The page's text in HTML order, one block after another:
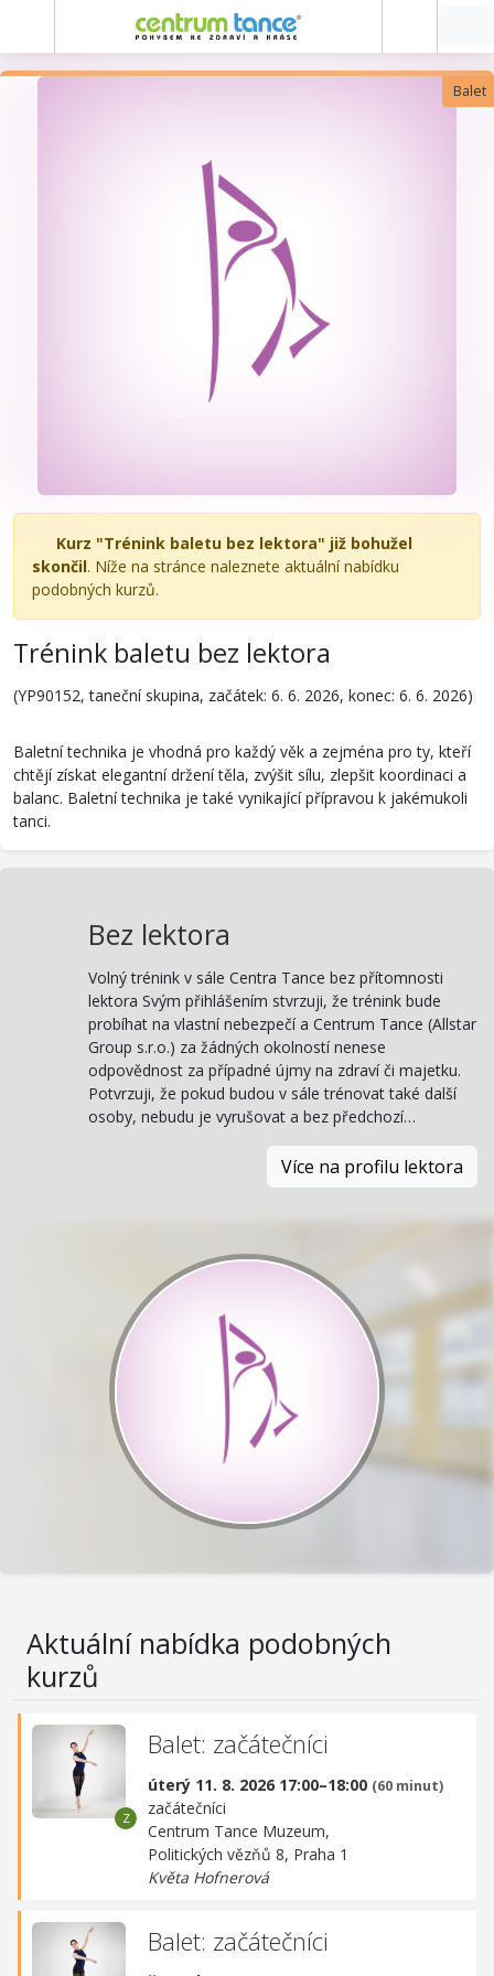
Balet
Kurz "Trénink baletu bez lektora" již bohužel
skončil. Níže na stránce naleznete aktuální nabídku
podobných kurzů.
Trénink baletu bez lektora
(YP90152, taneční skupina, začátek: 6. 6. 2026, konec: 6. 6. 2026)
Baletní technika je vhodná pro každý věk a zejména pro ty, kteří
chtějí získat elegantní držení těla, zvýšit sílu, zlepšit koordinaci a
balanc. Baletní technika je také vynikající přípravou k jakémukoli
tanci.
Bez lektora
Volný trénink v sále Centra Tance bez přítomnosti
lektora Svým přihlášením stvrzuji, že trénink bude
probíhat na vlastní nebezpečí a Centrum Tance (Allstar
Group s.r.o.) za žádných okolností nenese
odpovědnost za případné újmy na zdraví či majetku.
Potvrzuji, že pokud budou v sále trénovat také další
osoby, nebudu je vyrušovat a bez předchozí…
Více na profilu lektora
Aktuální nabídka podobných
kurzů
Balet: začátečníci
úterý 11. 8. 2026 17:00–18:00 (60 minut)
začátečníci
Centrum Tance Muzeum,
Politických vězňů 8, Praha 1
Květa Hofnerová
Balet: začátečníci